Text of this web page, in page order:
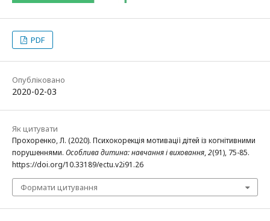
PDF
Опубліковано
2020-02-03
Як цитувати
Прохоренко, Л. (2020). Психокорекція мотивації дітей із когнітивними
порушеннями. Особлива дитина: навчання і виховання,2(91), 75-85.
https://doi.org/10.33189/ectu.v2i91.26
Формати цитування